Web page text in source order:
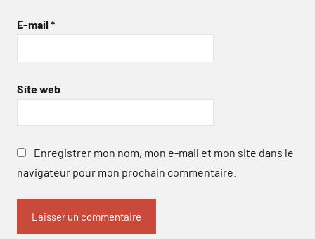
E-mail *
Site web
Enregistrer mon nom, mon e-mail et mon site dans le
navigateur pour mon prochain commentaire.